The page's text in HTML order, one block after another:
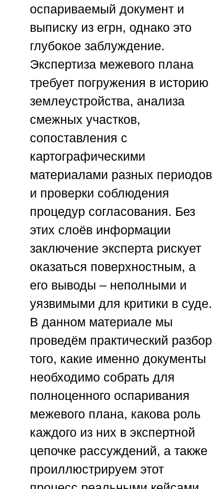
оспариваемый документ и
выписку из егрн, однако это
глубокое заблуждение.
Экспертиза межевого плана
требует погружения в историю
землеустройства, анализа
смежных участков,
сопоставления с
картографическими
материалами разных периодов
и проверки соблюдения
процедур согласования. Без
этих слоёв информации
заключение эксперта рискует
оказаться поверхностным, а
его выводы – неполными и
уязвимыми для критики в суде.
В данном материале мы
проведём практический разбор
того, какие именно документы
необходимо собрать для
полноценного оспаривания
межевого плана, какова роль
каждого из них в экспертной
цепочке рассуждений, а также
проиллюстрируем этот